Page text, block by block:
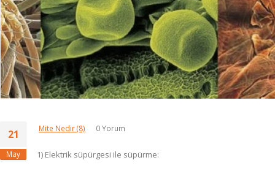
21
May
Mite Nedir(8) 0 Yorum
1) Elektrik süpürgesi ile süpürme: